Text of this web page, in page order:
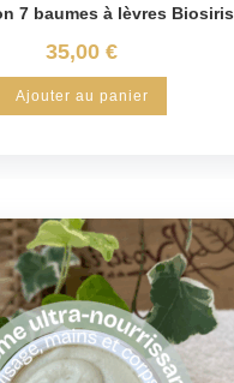
7 baumes à lèvres Biosiris
35,00 €
Ajouter au panier